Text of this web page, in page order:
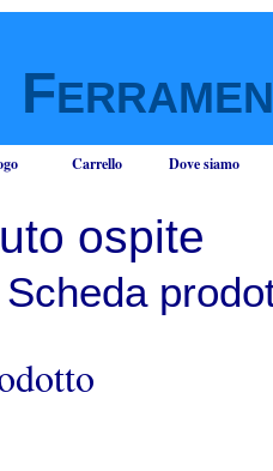
F
Carrello Dove siamo
ospite
Scheda